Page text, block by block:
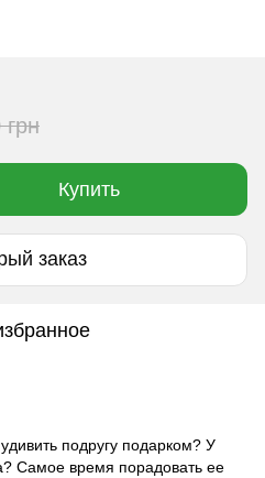
Купить
заказ
подругу подарком? У
Самое время порадовать ее